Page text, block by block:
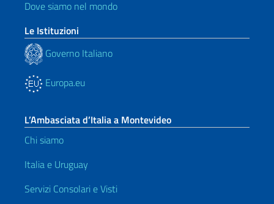
Dove siamo nel mondo
Le Istituzioni
Governo Italiano
Europa.eu
L’Ambasciata d’Italia a Montevideo
Chi siamo
Italia e Uruguay
Servizi Consolari e Visti